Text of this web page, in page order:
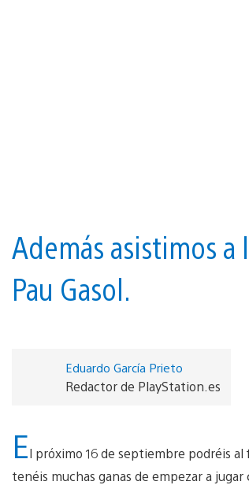
Además asistimos
Pau Gasol.
Eduardo García Prieto
Redactor de PlayStation.es
El próximo 16 de septiembre podréis
tenéis muchas ganas de empezar a